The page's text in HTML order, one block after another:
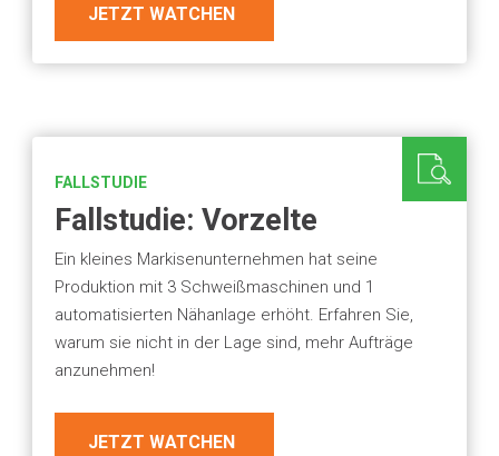
JETZT WATCHEN
FALLSTUDIE
Fallstudie: Vorzelte
Ein kleines Markisenunternehmen hat seine
Produktion mit 3 Schweißmaschinen und 1
automatisierten Nähanlage erhöht. Erfahren Sie,
warum sie nicht in der Lage sind, mehr Aufträge
anzunehmen!
JETZT WATCHEN